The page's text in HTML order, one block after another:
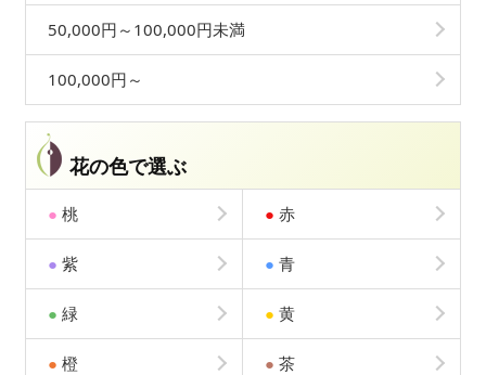
50,000円～100,000円未満
100,000円～
花の色で選ぶ
● 桃 ● 赤
● 紫 ● 青
● 緑 ● 黄
● 橙 ● 茶